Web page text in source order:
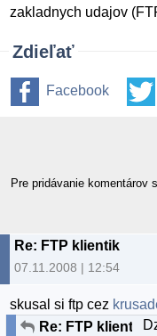
zakladnych udajov
Zdieľať
Facebook
Pre pridávanie komentárov
Re: FTP klientik
07.11.2008 | 12:54
skusal si ftp cez
Re: FTP klientik